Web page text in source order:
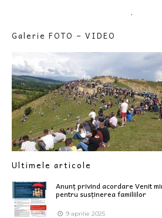
.
Galerie FOTO – VIDEO
Ultimele articole
Anunț privind acordare Venit
pentru susținerea familiilor
9 aprilie 2025